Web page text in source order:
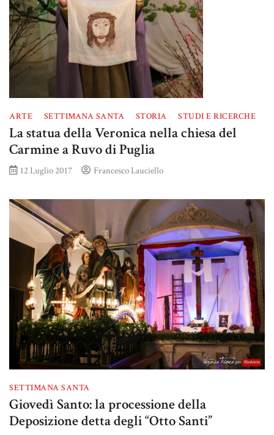
ARTE SETTIMANA SANTA STORIA STUDI E RICERCHE
La statua della Veronica nella chiesa del
Carmine a Ruvo di Puglia
12 Luglio 2017 Francesco Lauciello
SETTIMANA SANTA
Giovedì Santo: la processione della
Deposizione detta degli “Otto Santi”